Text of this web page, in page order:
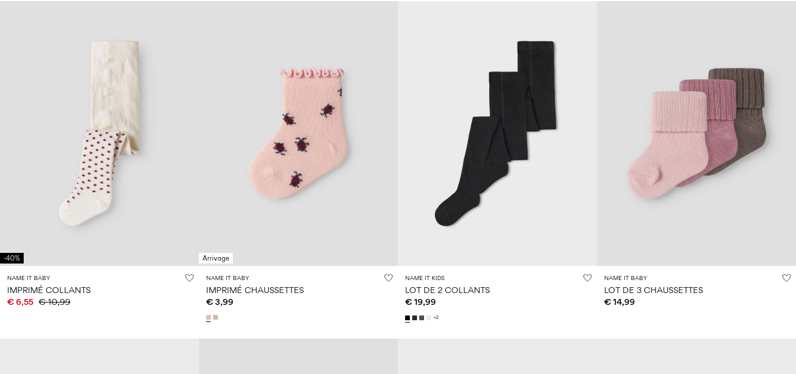
-40%
NAME IT BABY
IMPRIMÉ COLLANTS
€ 6,55 € 10,99
Arrivage
NAME IT BABY
IMPRIMÉ CHAUSSETTES
€ 3,99
NAME IT KIDS
LOT DE 2 COLLANTS
€ 19,99
+2
NAME IT BABY
LOT DE 3 CHAUSSETTES
€ 14,99